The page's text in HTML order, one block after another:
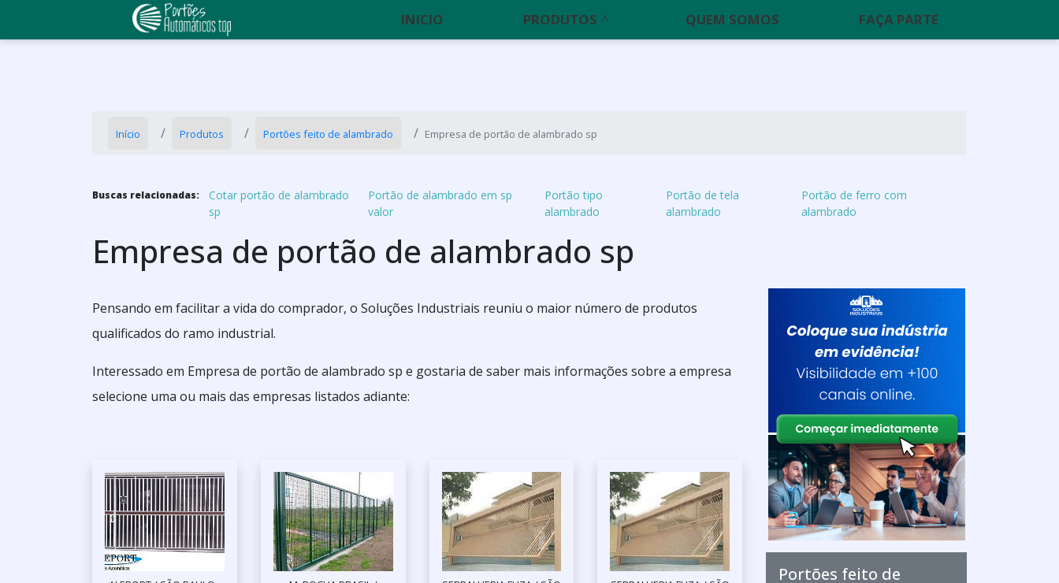
INICIO PRODUTOS QUEM SOMOS FAÇA PARTE
Início Produtos Portões feito de alambrado Empresa de portão de alambrado sp
Buscas relacionadas:
Cotar portão de alambrado
sp
Portão de alambrado em sp
valor
Portão tipo
alambrado
Portão de tela
alambrado
Portão de ferro com
alambrado
Empresa de portão de alambrado sp
Pensando em facilitar a vida do comprador, o Soluções Industriais reuniu o maior número de produtos
qualificados do ramo industrial.
Interessado em Empresa de portão de alambrado sp e gostaria de saber mais informações sobre a empresa
selecione uma ou mais das empresas listados adiante:
Portões feito de